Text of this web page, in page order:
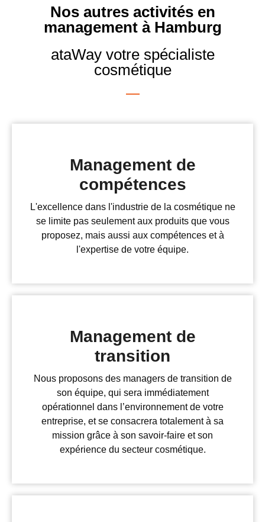
Nos autres activités en
management à Hamburg
ataWay votre spécialiste
cosmétique
Management de
compétences
L'excellence dans l'industrie de la cosmétique ne
se limite pas seulement aux produits que vous
proposez, mais aussi aux compétences et à
l'expertise de votre équipe.
Management de
transition
Nous proposons des managers de transition de
son équipe, qui sera immédiatement
opérationnel dans l’environnement de votre
entreprise, et se consacrera totalement à sa
mission grâce à son savoir-faire et son
expérience du secteur cosmétique.